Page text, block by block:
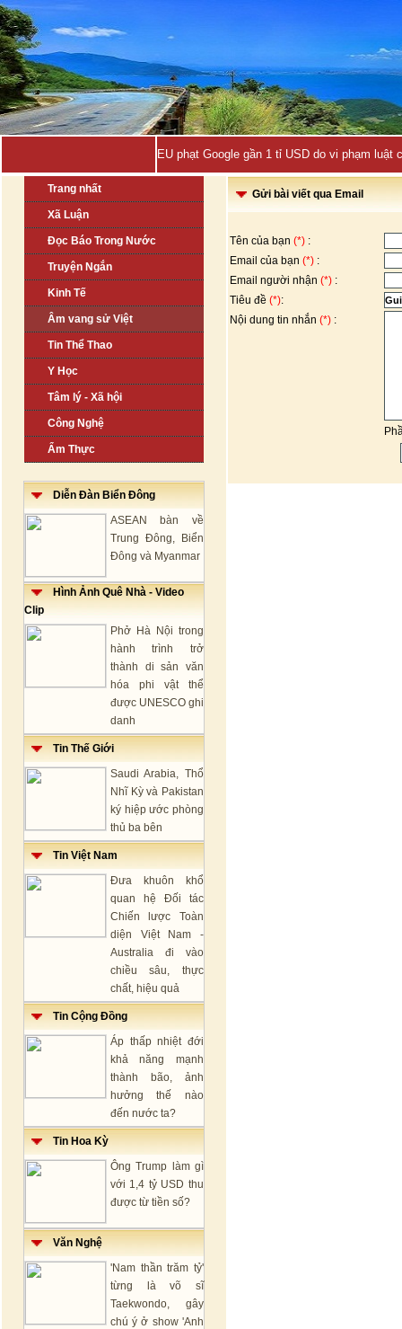
EU phạt Google gần 1 tỉ USD do vi phạm luật
Trang nhất
Xã Luận
Đọc Báo Trong Nước
Truyện Ngắn
Kinh Tế
Âm vang sử Việt
Tin Thể Thao
Y Học
Tâm lý - Xã hội
Công Nghệ
Ẩm Thực
Diễn Đàn Biển Đông
ASEAN bàn về
Trung Đông, Biển
Đông và Myanmar
Hình Ảnh Quê Nhà - Video
Clip
Phở Hà Nội trong
hành trình trở
thành di sản văn
hóa phi vật thể
được UNESCO ghi
danh
Tin Thế Giới
Saudi Arabia, Thổ
Nhĩ Kỳ và Pakistan
ký hiệp ước phòng
thủ ba bên
Tin Việt Nam
Đưa khuôn khổ
quan hệ Đối tác
Chiến lược Toàn
diện Việt Nam -
Australia đi vào
chiều sâu, thực
chất, hiệu quả
Tin Cộng Đồng
Áp thấp nhiệt đới
khả năng mạnh
thành bão, ảnh
hưởng thế nào
đến nước ta?
Tin Hoa Kỳ
Ông Trump làm gì
với 1,4 tỷ USD thu
được từ tiền số?
Văn Nghệ
'Nam thần trăm tỷ'
từng là võ sĩ
Taekwondo, gây
chú ý ở show 'Anh
Gửi bài viết qua Email
Tên của bạn (*) :
Email của bạn (*) :
Email người nhận (*) :
Tiêu đề (*):
Nội dung tin nhắn (*) :